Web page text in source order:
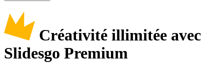
Créativité illimitée avec
Slidesgo Premium